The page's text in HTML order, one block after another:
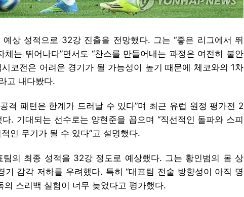
상 성적으로 32강 진출을 전망했다. 그는 “좋은 리그에서 뛰
체는 뛰어나다”면서도 “찬스를 만들어내는 과정은 여전히 불안
시코전은 어려운 경기가 될 가능성이 높기 때문에 체코와의 1차
고 내다봤다.
격 패턴은 한계가 드러날 수 있다”며 최근 유럽 원정 평가전 2
. 기대되는 선수로는 양현준을 꼽으며 “직선적인 돌파와 스피
인 무기가 될 수 있다”고 설명했다.
팀의 최종 성적을 32강 정도로 예상했다. 그는 황인범의 몸 상
기 감각 저하를 우려했다. 특히 “대표팀 전술 방향성이 아직 명
의 스리백 실험이 너무 늦었다고 평가했다.